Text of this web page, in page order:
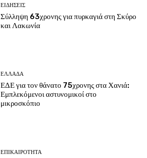
ΕΙΔΗΣΕΙΣ
Σύλληψη 63χρονης για πυρκαγιά στη Σκύρο
και Λακωνία
ΕΛΛΑΔΑ
ΕΔΕ για τον θάνατο 75χρονης στα Χανιά:
Εμπλεκόμενοι αστυνομικοί στο
μικροσκόπιο
ΕΠΙΚΑΙΡΟΤΗΤΑ